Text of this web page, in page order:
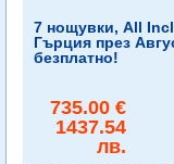
7 нощувки, All
Гърция през
безплатно!
735.00 €
1437.54
лв.